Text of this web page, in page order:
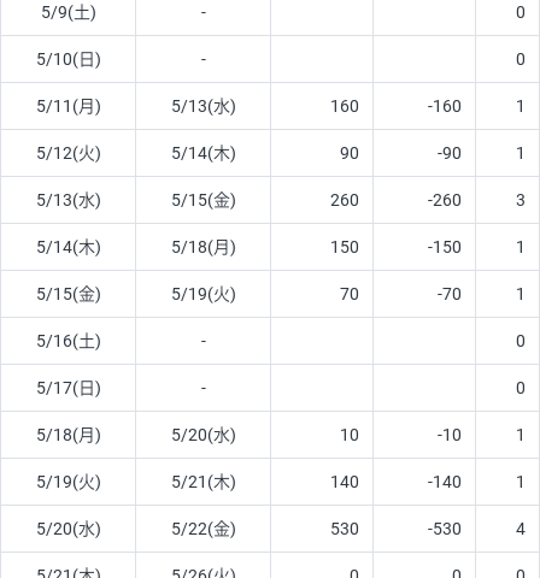
5/9(土) - 0
5/10(日) - 0
5/11(月) 5/13(水) 160 -160 1
5/12(火) 5/14(木) 90 -90 1
5/13(水) 5/15(金) 260 -260 3
5/14(木) 5/18(月) 150 -150 1
5/15(金) 5/19(火) 70 -70 1
5/16(土) - 0
5/17(日) - 0
5/18(月) 5/20(水) 10 -10 1
5/19(火) 5/21(木) 140 -140 1
5/20(水) 5/22(金) 530 -530 4